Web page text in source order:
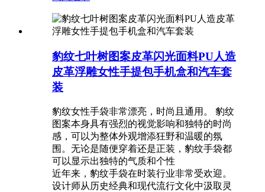
豹纹七叶树图案皮革闪光面料PU人造
皮革浮雕女性手提包手机盒和汽车套
装
豹纹女性手袋非常漂亮，时尚且通用。 ‌豹纹
图案本身具有强烈的视觉影响和独特的时尚
感，可以为整体外观增添狂野和温暖的氛
围。无论是随便穿着还是正装，豹纹手袋都
可以显示出独特的气质和个性‌
近年来，豹纹手袋在时装行业非常受欢迎。
设计师从历史经典和现代流行文化中汲取灵